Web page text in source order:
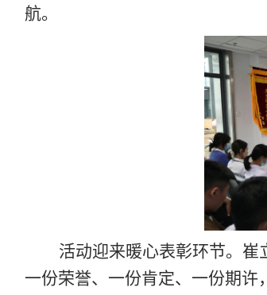
航。
活动迎来暖心表彰环节。崔
一份荣誉、一份肯定、一份期